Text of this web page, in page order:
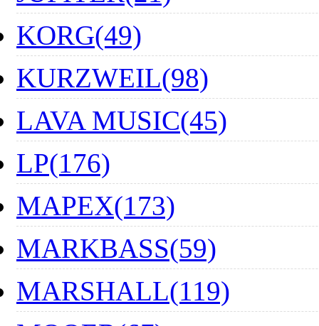
KORG(49)
KURZWEIL(98)
LAVA MUSIC(45)
LP(176)
MAPEX(173)
MARKBASS(59)
MARSHALL(119)